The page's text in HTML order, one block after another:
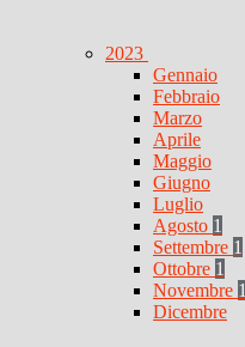
2023
Gennaio
Febbraio
Marzo
Aprile
Maggio
Giugno
Luglio
Agosto 1
Settembre 1
Ottobre 1
Novembre 1
Dicembre